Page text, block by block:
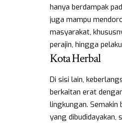
hanya berdampak
juga mampu
masyarakat,
perajin, hingga
Kota Herbal
Di sisi lain,
berkaitan erat
lingkungan. Semakin
yang dibudidayakan,